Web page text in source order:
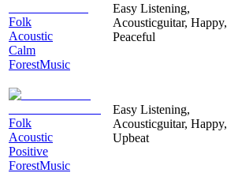
Folk
Acoustic
Calm
ForestMusic
Easy Listening,
Acousticguitar, Happy,
Peaceful
Folk
Acoustic
Positive
ForestMusic
Easy Listening,
Acousticguitar, Happy,
Upbeat